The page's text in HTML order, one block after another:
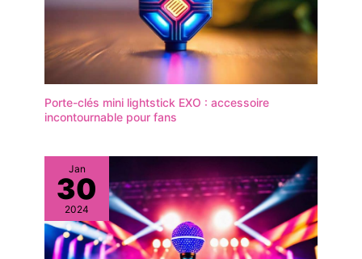
Porte-clés mini lightstick EXO : accessoire
incontournable pour fans
Jan
30
2024